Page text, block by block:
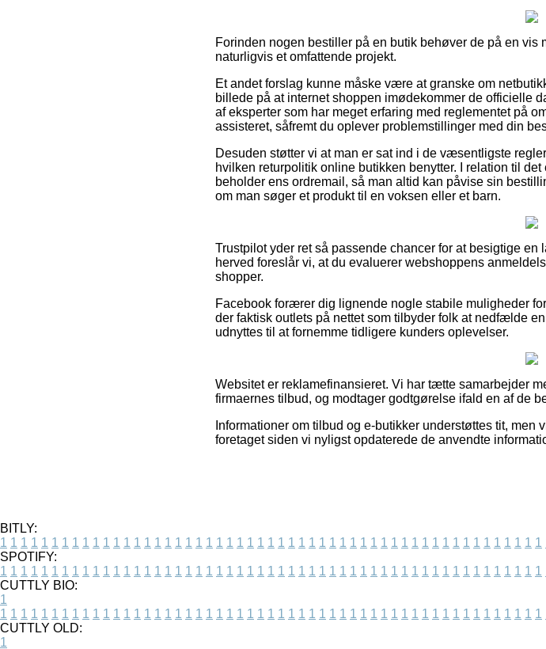
Forinden nogen bestiller på en butik behøver de på en vis
naturligvis et omfattende projekt.
Et andet forslag kunne måske være at granske om
billede på at internet shoppen imødekommer de officielle
af eksperter som har meget erfaring med reglementet på
assisteret, såfremt du oplever problemstillinger med din
Desuden støtter vi at man er sat ind i de væsentligste
hvilken returpolitik online butikken benytter. I relation til
beholder ens ordremail, så man altid kan påvise sin
om man søger et produkt til en voksen eller et barn.
Trustpilot yder ret så passende chancer for at besigtige
herved foreslår vi, at du evaluerer webshoppens
shopper.
Facebook forærer dig lignende nogle stabile muligheder
der faktisk outlets på nettet som tilbyder folk at nedfælde
udnyttes til at fornemme tidligere kunders oplevelser.
Websitet er reklamefinansieret. Vi har tætte samarbejder
firmaernes tilbud, og modtager godtgørelse ifald en af de
Informationer om tilbud og e-butikker understøttes tit,
foretaget siden vi nyligst opdaterede de anvendte
BITLY:
1 1 1 1 1 1 1 1 1 1 1 1 1 1 1 1 1 1 1 1 1 1 1 1 1 1 1 1 1 1 1 1 1 1 1 1 1 1 1 1 1 1 1 1 1 1 1 1 1 1 1 1 1
SPOTIFY:
1 1 1 1 1 1 1 1 1 1 1 1 1 1 1 1 1 1 1 1 1 1 1 1 1 1 1 1 1 1 1 1 1 1 1 1 1 1 1 1 1 1 1 1 1 1 1 1 1 1 1 1 1
CUTTLY BIO:
1
1 1 1 1 1 1 1 1 1 1 1 1 1 1 1 1 1 1 1 1 1 1 1 1 1 1 1 1 1 1 1 1 1 1 1 1 1 1 1 1 1 1 1 1 1 1 1 1 1 1 1 1 1
CUTTLY OLD:
1